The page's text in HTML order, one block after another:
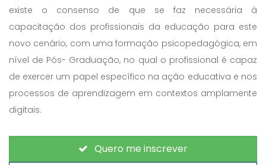
existe o consenso de que se faz necessária à
capacitação dos profissionais da educação para este
novo cenário, com uma formação psicopedagógica, em
nível de Pós- Graduação, no qual o profissional é capaz
de exercer um papel específico na ação educativa e nos
processos de aprendizagem em contextos amplamente
digitais.
Quero me inscrever